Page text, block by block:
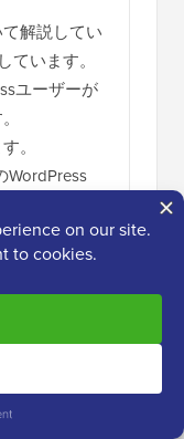
解説してい
います。
ユーザーが
。
WordPress